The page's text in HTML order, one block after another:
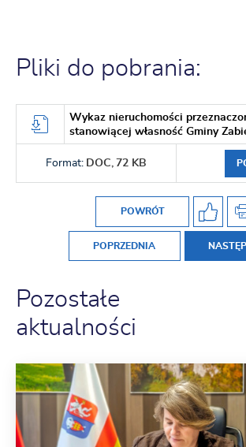
Pliki do pobrania:
Wykaz nieruchomości
stanowiącej własność Gminy
Format: DOC, 72 KB
POWRÓT
POPRZEDNIA
Pozostałe
aktualności